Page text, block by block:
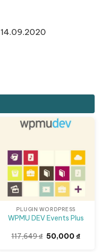
14.09.2020
Giảm giá!
PLUGIN WORDPRESS
WPMU DEV Events Plus
117,649₫ Giá
gốc
50,000₫Giá